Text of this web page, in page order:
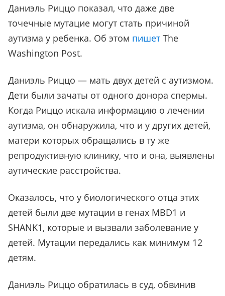
Даниэль Риццо показал, что даже две
точечные мутацие могут стать причиной
аутизма у ребенка. Об этом пишет The
Washington Post.
Даниэль Риццо — мать двух детей с аутизмом.
Дети были зачаты от одного донора спермы.
Когда Риццо искала информацию о лечении
аутизма, он обнаружила, что и у других детей,
матери которых обращались в ту же
репродуктивную клинику, что и она, выявлены
аутические расстройства.
Оказалось, что у биологического отца этих
детей были две мутации в генах MBD1 и
SHANK1, которые и вызвали заболевание у
детей. Мутации передались как минимум 12
детям.
Даниэль Риццо обратилась в суд, обвинив